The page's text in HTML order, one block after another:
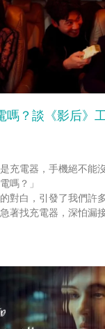
嗎？談《影后》
是充電器，手機絕不能
嗎？」
對白，引發了我們許
著找充電器，深怕漏